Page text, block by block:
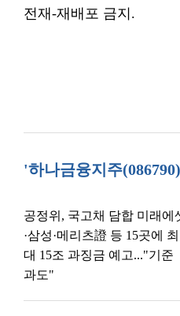
전재-재배포 금지.
'하나금융지주
공정위, 국고채 담합 미래에
·삼성·메리츠證 등 15곳에 최
대 15조 과징금 예고..."기준
과도"